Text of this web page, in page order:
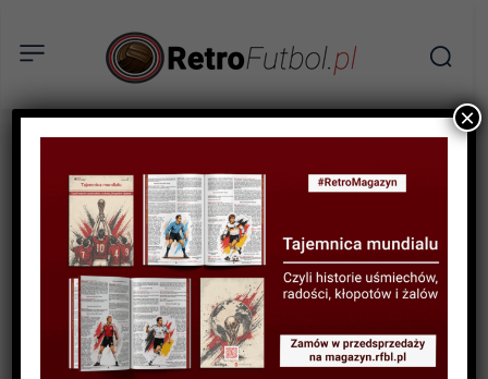
STATYSTYKI FUTBOLOWE
STATYSTYKI PIŁKARZY
Piłkarze w plebiscycie
„Przeglądu Sportowego”
×